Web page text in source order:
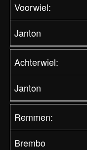
Voorwiel:
Janton
Achterwiel:
Janton
Remmen:
Brembo